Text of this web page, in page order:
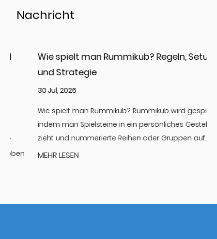
Nachricht
Wie spielt man Rummikub? Regeln, Setup
und Strategie
30 Jul, 2026
Wie spielt man Rummikub? Rummikub wird gespielt,
indem man Spielsteine in ein persönliches Gestell
zieht und nummerierte Reihen oder Gruppen auf...
MEHR LESEN